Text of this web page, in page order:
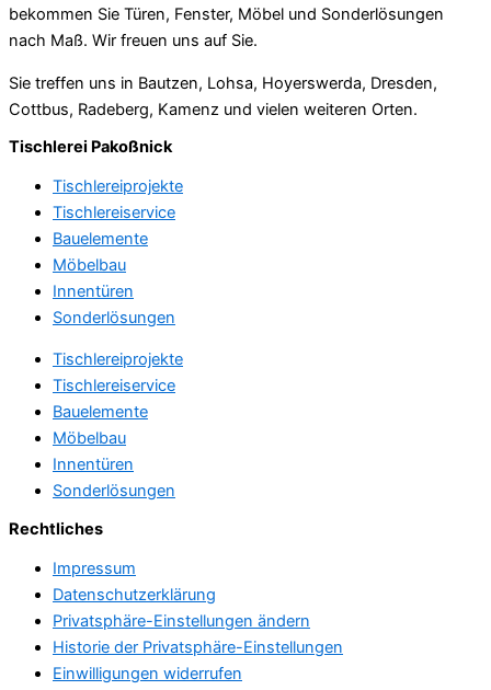
bekommen Sie Türen, Fenster, Möbel und Sonderlösungen
nach Maß. Wir freuen uns auf Sie.
Sie treffen uns in Bautzen, Lohsa, Hoyerswerda, Dresden,
Cottbus, Radeberg, Kamenz und vielen weiteren Orten.
Tischlerei Pakoßnick
Tischlereiprojekte
Tischlereiservice
Bauelemente
Möbelbau
Innentüren
Sonderlösungen
Tischlereiprojekte
Tischlereiservice
Bauelemente
Möbelbau
Innentüren
Sonderlösungen
Rechtliches
Impressum
Datenschutzerklärung
Privatsphäre-Einstellungen ändern
Historie der Privatsphäre-Einstellungen
Einwilligungen widerrufen